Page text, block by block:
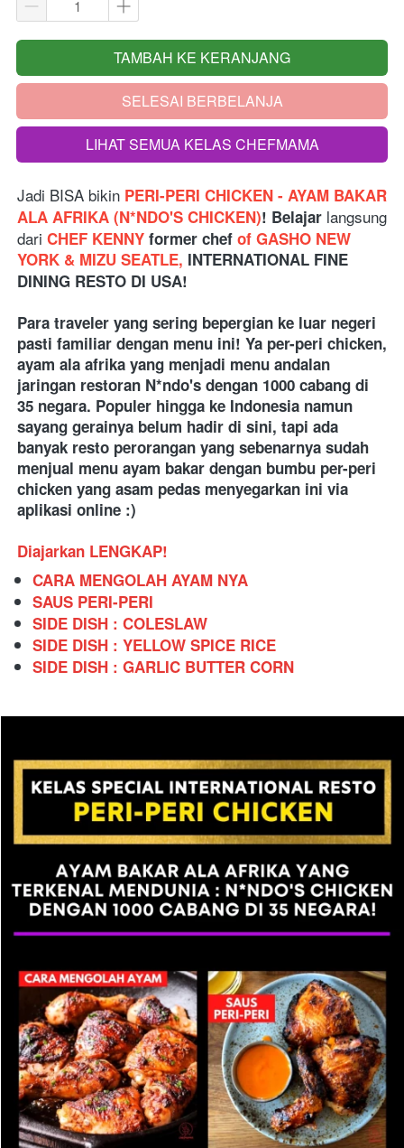
`
TAMBAH KE KERANJANG
`SELESAI BERBELANJA
`LIHAT SEMUA KELAS CHEFMAMA
Jadi BISA bikin PERI-PERI CHICKEN - AYAM BAKAR
ALA AFRIKA (N*NDO'S CHICKEN)! Belajar langsung
dari CHEF KENNY former chef of GASHO NEW
YORK & MIZU SEATLE, INTERNATIONAL FINE
DINING RESTO DI USA!
Para traveler yang sering bepergian ke luar negeri
pasti familiar dengan menu ini! Ya per-peri chicken,
ayam ala afrika yang menjadi menu andalan
jaringan restoran N*ndo's dengan 1000 cabang di
35 negara. Populer hingga ke Indonesia namun
sayang gerainya belum hadir di sini, tapi ada
banyak resto perorangan yang sebenarnya sudah
menjual menu ayam bakar dengan bumbu per-peri
chicken yang asam pedas menyegarkan ini via
aplikasi online :)
Diajarkan LENGKAP!
CARA MENGOLAH AYAM NYA
SAUS PERI-PERI
SIDE DISH : COLESLAW
SIDE DISH : YELLOW SPICE RICE
SIDE DISH : GARLIC BUTTER CORN